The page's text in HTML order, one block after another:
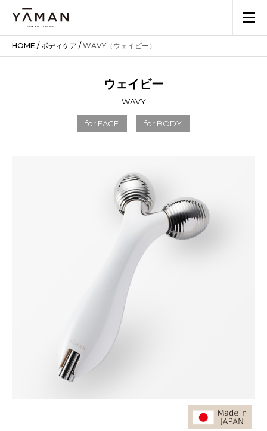
HOME / ボディケア / WAVY（ウェイビー）
ウェイビー
WAVY
for FACE for BODY